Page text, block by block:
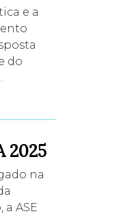
e a
do
2025
na
a ASE